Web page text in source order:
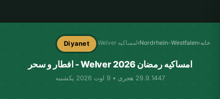
خانه›
Nordrhein-Westfalen
›امساکیه Welver Diyanet
امساکیه رمضان Welver 2026 - افطار و سحر
29.9.1447 هجری • 9 اوت 2026 یکشنبه